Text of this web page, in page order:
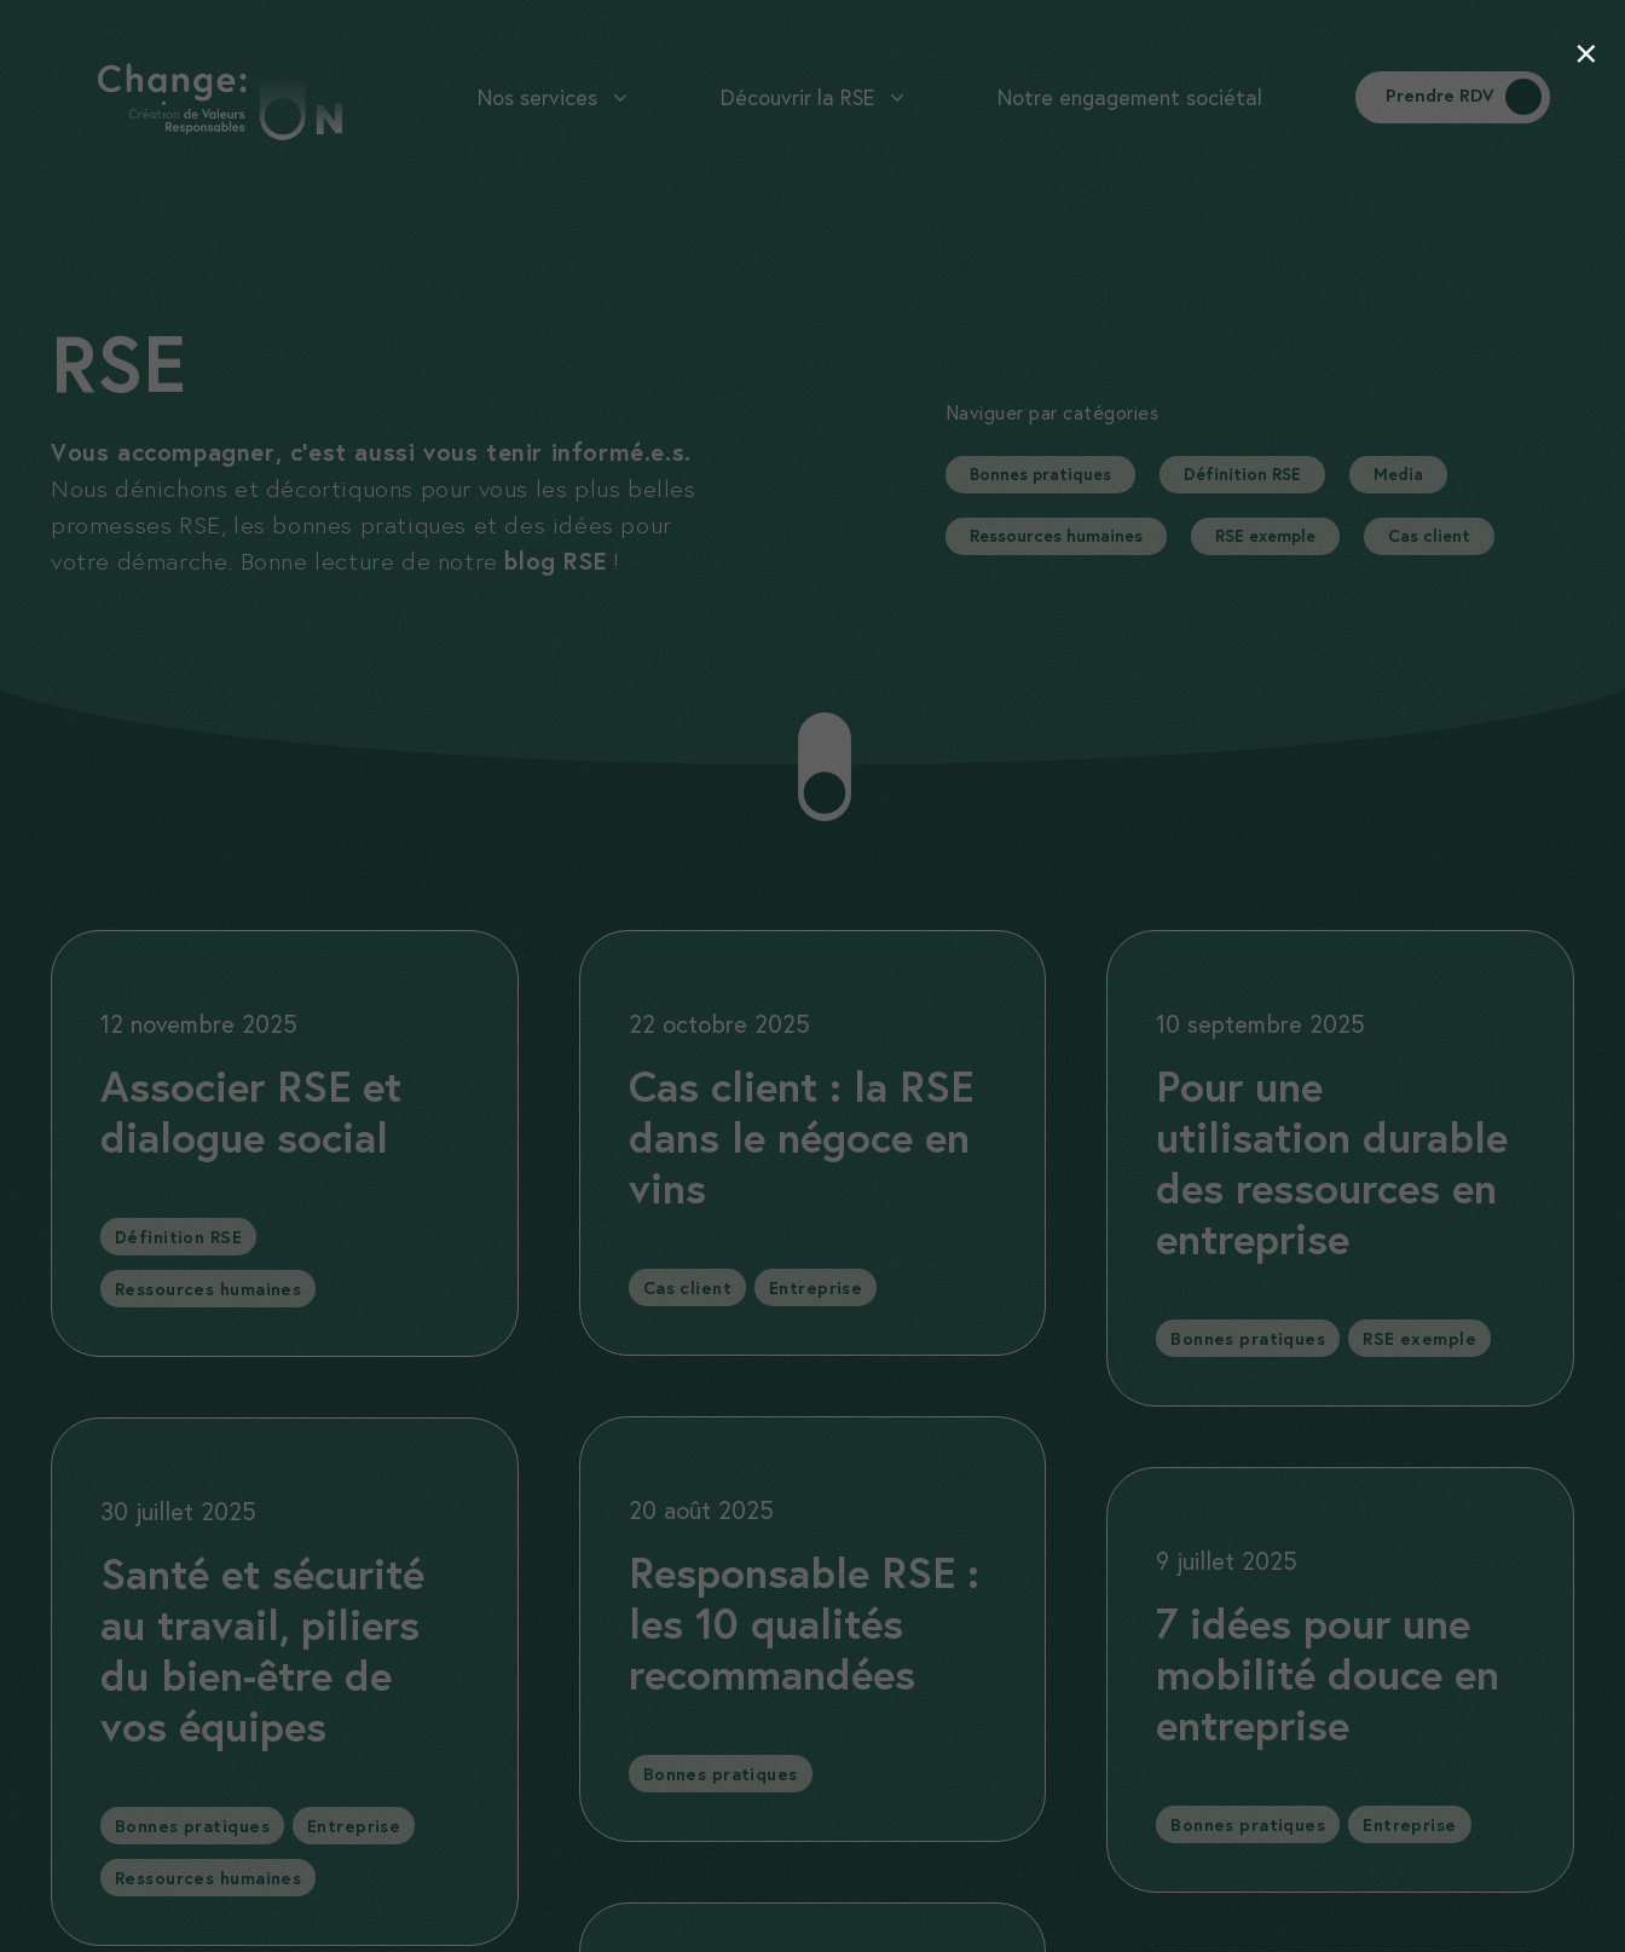
Prendre RDV
Nos services Découvrir la RSE Notre engagement sociétal
RSE
Vous accompagner, c’est aussi vous tenir informé.e.s.
Nous dénichons et décortiquons pour vous les plus belles
promesses RSE, les bonnes pratiques et des idées pour
votre démarche. Bonne lecture de notre blog RSE !
Naviguer par catégories
Bonnes pratiques Définition RSE Media
Ressources humaines RSE exemple Cas client
Associer RSE et
dialogue social
12 novembre 2025
Catégories
Définition RSE
Ressources humaines
Cas client : la RSE
dans le négoce en
vins
22 octobre 2025
Catégories
Cas client
, Entreprise
Pour une
utilisation durable
des ressources en
entreprise
10 septembre 2025
Catégories
Bonnes pratiques
, RSE exemple
Responsable RSE :
les 10 qualités
recommandées
20 août 2025
Catégories
Bonnes pratiques
Santé et sécurité
au travail, piliers
du bien-être de
vos équipes
30 juillet 2025
Catégories
Bonnes pratiques
, Entreprise
Ressources humaines
7 idées pour une
mobilité douce en
entreprise
9 juillet 2025
Catégories
Bonnes pratiques
, Entreprise
×